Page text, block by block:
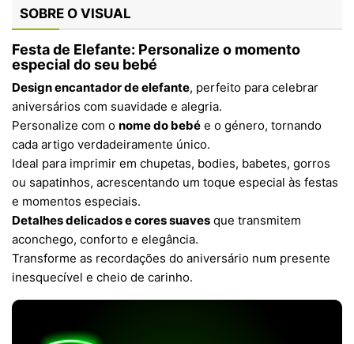
SOBRE O VISUAL
Festa de Elefante: Personalize o momento
especial do seu bebé
Design encantador de elefante, perfeito para celebrar
aniversários com suavidade e alegria.
Personalize com o nome do bebé e o género, tornando
cada artigo verdadeiramente único.
Ideal para imprimir em chupetas, bodies, babetes, gorros
ou sapatinhos, acrescentando um toque especial às festas
e momentos especiais.
Detalhes delicados e cores suaves que transmitem
aconchego, conforto e elegância.
Transforme as recordações do aniversário num presente
inesquecível e cheio de carinho.